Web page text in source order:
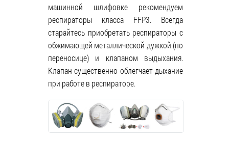
машинной шлифовке рекомендуем
респираторы класса FFP3. Всегда
старайтесь приобретать респираторы с
обжимающей металлической дужкой (по
переносице) и клапаном выдыхания.
Клапан существенно облегчает дыхание
при работе в респираторе.